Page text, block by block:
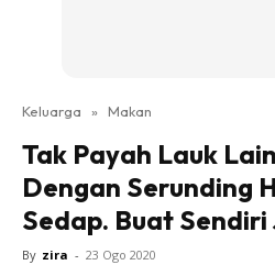
Keluarga » Makan
Tak Payah Lauk
Dengan Serunding
Sedap. Buat Sendiri
By zira - 23 Ogo 2020